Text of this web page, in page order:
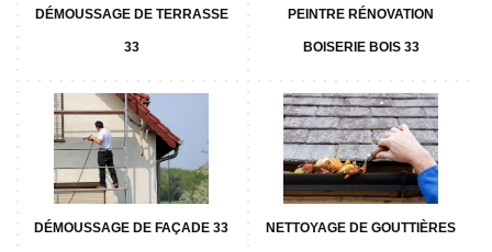
DÉMOUSSAGE DE TERRASSE
33
PEINTRE RÉNOVATION
BOISERIE BOIS 33
DÉMOUSSAGE DE FAÇADE 33 NETTOYAGE DE GOUTTIÈRES